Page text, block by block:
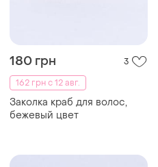
180 грн
3
162 грн с 12 авг.
Заколка краб для волос,
бежевый цвет